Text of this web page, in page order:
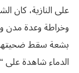
على النازية، كان
وخراطة وعدة مدن
الدماء شاهدة على